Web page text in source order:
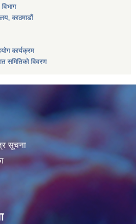
काठमाडौं
कार्यक्रम
समितिको विवरण
सूचना